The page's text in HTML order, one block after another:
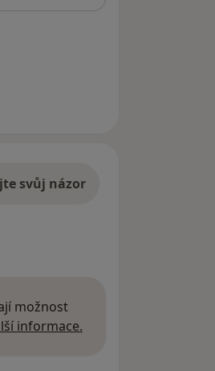
svůj názor
možnost
informace.